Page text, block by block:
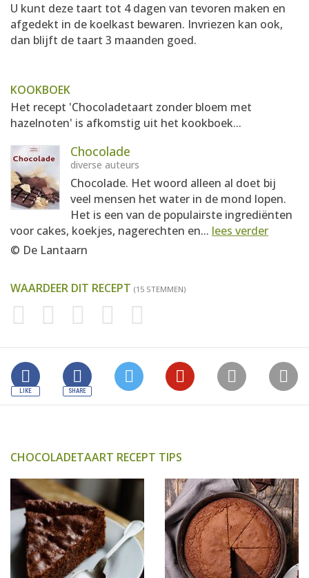
U kunt deze taart tot 4 dagen van tevoren maken en
afgedekt in de koelkast bewaren. Invriezen kan ook,
dan blijft de taart 3 maanden goed.
KOOKBOEK
Het recept 'Chocoladetaart zonder bloem met
hazelnoten' is afkomstig uit het kookboek...
Chocolade
diverse auteurs
Chocolade. Het woord alleen al doet bij
veel mensen het water in de mond lopen.
Het is een van de populairste ingrediënten
voor cakes, koekjes, nagerechten en... lees verder
© De Lantaarn
WAARDEER DIT RECEPT (15 STEMMEN)
CHOCOLADETAART RECEPT TIPS